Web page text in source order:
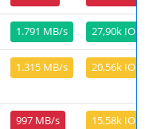
1.791 MB/s 27,90k IOPS
1.315 MB/s 20,56k IOPS
997 MB/s 15,58k IOPS